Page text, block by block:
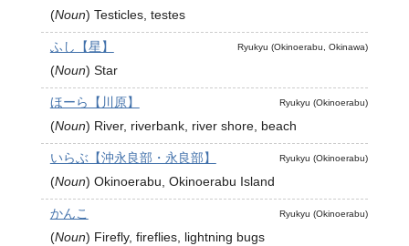
(Noun) Testicles, testes
Ryukyu (Okinoerabu, Okinawa)
ふし【星】
(Noun) Star
Ryukyu (Okinoerabu)
ほーら【川原】
(Noun) River, riverbank, river shore, beach
Ryukyu (Okinoerabu)
いらぶ【沖永良部・永良部】
(Noun) Okinoerabu, Okinoerabu Island
Ryukyu (Okinoerabu)
かんこ
(Noun) Firefly, fireflies, lightning bugs